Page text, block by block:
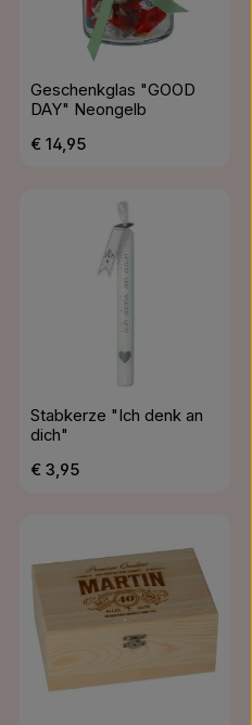
Geschenkglas "GOOD
DAY" Neongelb
Regulärer Preis:
€ 14,95
Stabkerze "Ich denk an
dich"
Regulärer Preis:
€ 3,95